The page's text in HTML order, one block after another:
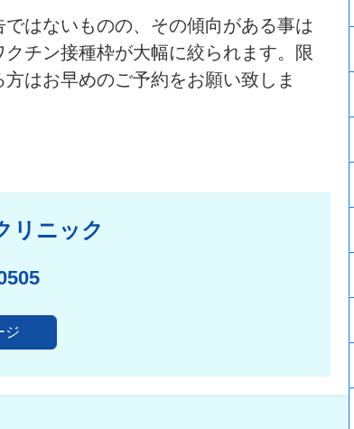
はないものの、その傾向がある事は
チン接種枠が大幅に絞られます。限
はお早めのご予約をお願い致しま
リニック
ジ